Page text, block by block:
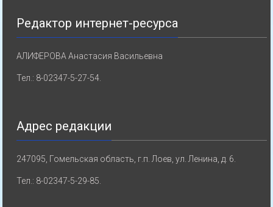
Редактор интернет-ресурса
АЛИФЕРОВА Анастасия Васильевна
Тел.: 8-02347-5-27-54.
Адрес редакции
247095, Гомельская область, г.п. Лоев, ул. Ленина, д. 6.
Тел.: 8-02347-5-29-85.